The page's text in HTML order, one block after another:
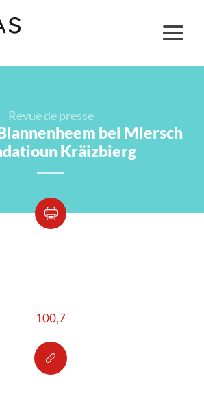
Revue de presse
bei Miersch
Kräizbierg
100,7